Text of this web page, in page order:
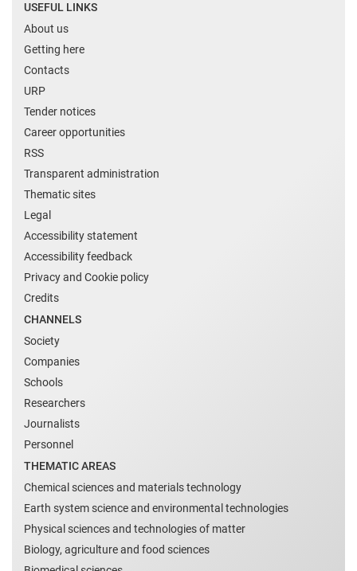
USEFUL LINKS
About us
Getting here
Contacts
URP
Tender notices
Career opportunities
RSS
Transparent administration
Thematic sites
Legal
Accessibility statement
Accessibility feedback
Privacy and Cookie policy
Credits
CHANNELS
Society
Companies
Schools
Researchers
Journalists
Personnel
THEMATIC AREAS
Chemical sciences and materials technology
Earth system science and environmental technologies
Physical sciences and technologies of matter
Biology, agriculture and food sciences